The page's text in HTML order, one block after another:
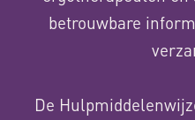
betrouwbare
De